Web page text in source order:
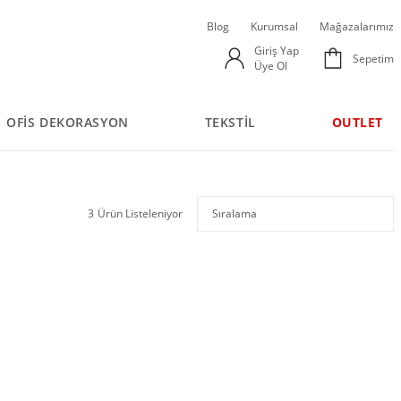
Blog Kurumsal
Mağazalarımız
Giriş Yap
Üye Ol
Sepetim
OFİS DEKORASYON TEKSTİL OUTLET
3 Ürün Listeleniyor